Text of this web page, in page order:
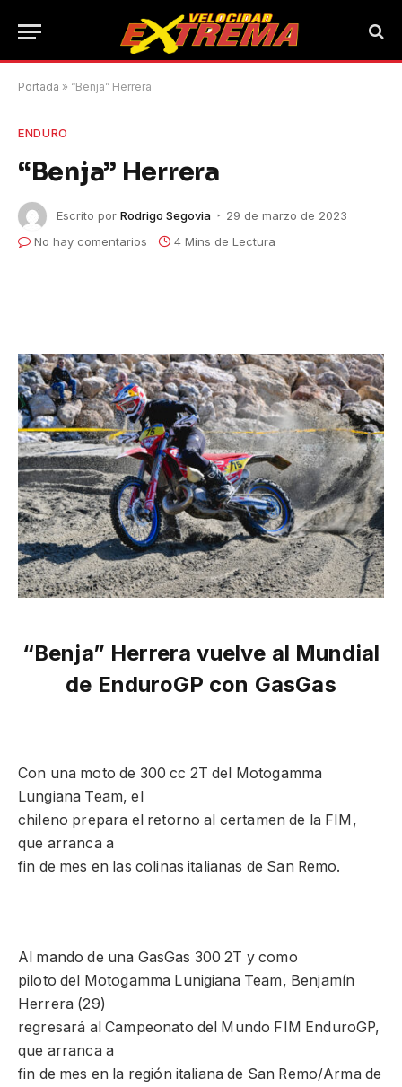
Portada » “Benja” Herrera
ENDURO
“Benja” Herrera
Escrito por Rodrigo Segovia
29 de marzo de 2023
No hay comentarios
4 Mins de Lectura
“Benja” Herrera vuelve al Mundial
de EnduroGP con GasGas
Con una moto de 300 cc 2T del Motogamma
Lungiana Team, el
chileno prepara el retorno al certamen de la FIM,
que arranca a
fin de mes en las colinas italianas de San Remo.
Al mando de una GasGas 300 2T y como
piloto del Motogamma Lunigiana Team, Benjamín
Herrera (29)
regresará al Campeonato del Mundo FIM EnduroGP,
que arranca a
fin de mes en la región italiana de San Remo/Arma de